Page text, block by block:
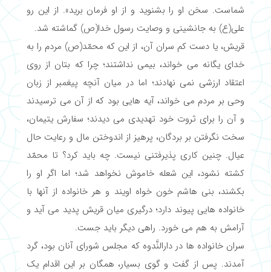
شماست. سخن او را بشنوید و از او فرمان برید». از این رو
علی(ع) به جانشینی و وصایت رسول خدا(ص) گماشته شد.
قریش، یا دست کم سران آن، از این که محمّد(ص) مردم را به
خدای یگانه می خواند، بیمی نداشتند؛ چرا که بتان از روی
اعتقاد ارزشی نمی نهادند؛ اما در میان آنچه پیغمبر از زبان
وحی بر مردم می خواند، آیه هایی بود که از آن می ترسیدند
و آن را برای ثروت خود تهدیدی می دیدند؛ سفارش یتیمان،
سخت نگرفتن بر بردگان، پرهیز از اندوختن مال و رعایت حال
عیال. چنین کاری پذیرفتنی نیست. چه باید کرد؟ تا محمّد
کشته نشود، این شعله خاموش نخواهد شد؛ اما اگر او را
بکشند، بنی هاشم خون خواه اویند و هر خانواده از آنها با
خانواده هایی پیوند دارد؛ درگیری میان قریش پدید می آید و
آرامش به هم می خورد. راهی دیگر باید جست.
سران خانواده ها در دارالنَّدوه که مجلس شورای آنان بود، گرد
آمدند. پس از گفت و گوی بسیار، همگان بر این اقدام یک